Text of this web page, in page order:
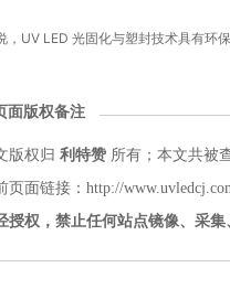
，UV LED 光固化与塑封技术具有环
面版权备注
版权归 利特赞 所有；本文共被
页面链接：http://
授权，禁止任何站点镜像、采